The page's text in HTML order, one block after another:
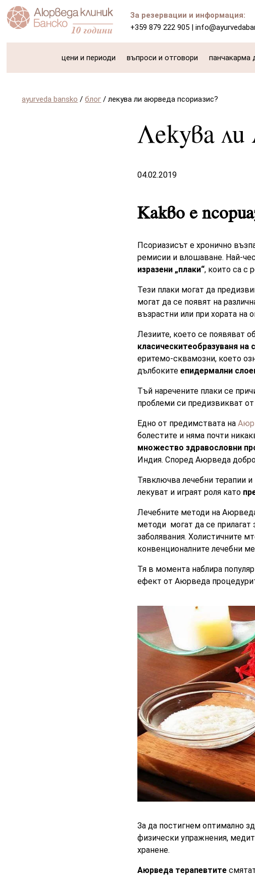
За резервации и информация:
+359 879 222 905 |
цени и периоди въпроси и отговори панчакарма
ayurveda bansko /блог /лекува ли аюрведа псориазис?
Лекува ли
04.02.2019
Какво е
Псориазисът е хронично
ремисии и влошаване. Най-
изразени „плаки“, които са с
Тези плаки могат да
могат да се появят на
възрастни или при хората на
Лезиите, което се появяват
класическитеобразуваня на
еритемо-сквамозни, което
дълбоките епидермални
Тъй наречените плаки се
проблеми си предизвикват
Едно от предимствата на
болестите и няма почти
множество здравословни
Индия. Според Аюрведа
Тявключва лечебни терапии
лекуват и играят роля като
Лечебните методи на
методи могат да се прилагат
заболявания. Холистичните
конвенционалните лечебни
Тя в момента наблира
ефект от Аюрведа
За да постигнем оптимално
физически упражнения,
хранене.
Аюрведа терапевтите